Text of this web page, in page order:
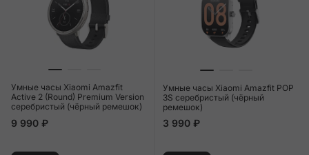
Умные часы Xiaomi Amazfit
Active 2 (Round) Premium Version
серебристый (чёрный ремешок)
9 990 ₽
Умные часы Xiaomi Amazfit POP
3S серебристый (чёрный
ремешок)
3 990 ₽